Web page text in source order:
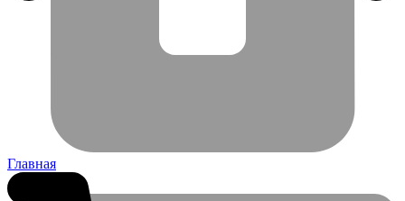
Главная